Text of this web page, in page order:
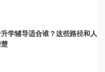
学辅导适合谁？这些路径和人